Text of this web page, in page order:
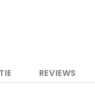
REVIEWS